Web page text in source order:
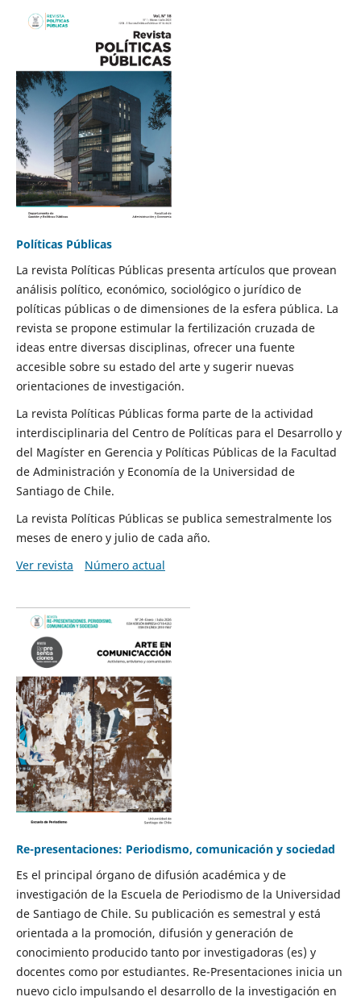
Políticas Públicas
La revista Políticas Públicas presenta artículos que provean
análisis político, económico, sociológico o jurídico de
políticas públicas o de dimensiones de la esfera pública. La
revista se propone estimular la fertilización cruzada de
ideas entre diversas disciplinas, ofrecer una fuente
accesible sobre su estado del arte y sugerir nuevas
orientaciones de investigación.
La revista Políticas Públicas forma parte de la actividad
interdisciplinaria del Centro de Políticas para el Desarrollo y
del Magíster en Gerencia y Políticas Públicas de la Facultad
de Administración y Economía de la Universidad de
Santiago de Chile.
La revista Políticas Públicas se publica semestralmente los
meses de enero y julio de cada año.
Ver revista
Número actual
Re-presentaciones: Periodismo, comunicación y sociedad
Es el principal órgano de difusión académica y de
investigación de la Escuela de Periodismo de la Universidad
de Santiago de Chile. Su publicación es semestral y está
orientada a la promoción, difusión y generación de
conocimiento producido tanto por investigadoras (es) y
docentes como por estudiantes. Re-Presentaciones inicia un
nuevo ciclo impulsando el desarrollo de la investigación en